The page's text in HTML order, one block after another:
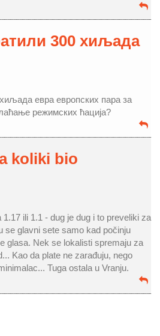
300 хиљада
евра европских пара за
режимских ћација?
koliki bio
1.17 ili 1.1 - dug je dug i to preveliki za
se glavni sete samo kad počinju
glasa. Nek se lokalisti spremaju za
Kao da plate ne zarađuju, nego
Tuga ostala u Vranju.